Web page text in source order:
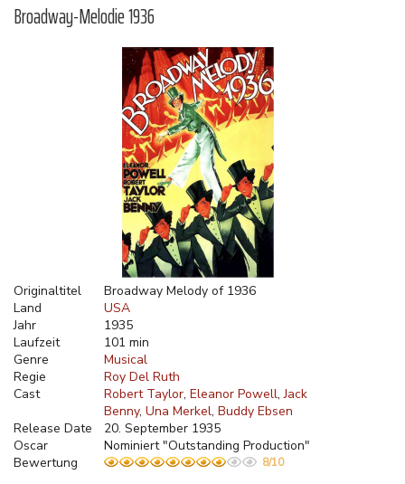
Broadway-Melodie 1936
Originaltitel
Broadway Melody of 1936
Land
USA
Jahr
1935
Laufzeit
101 min
Genre
Musical
Regie
Roy Del Ruth
Cast
Robert Taylor Eleanor Powell Jack
Benny Una Merkel Buddy Ebsen
Release Date
20. September 1935
Oscar
Nominiert "Outstanding Production"
Bewertung
8/10